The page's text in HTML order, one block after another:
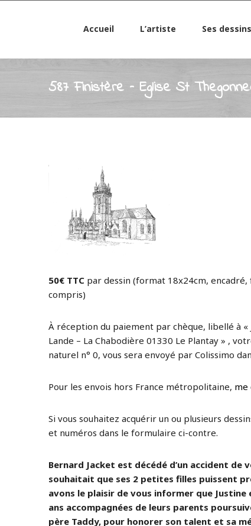
Accueil L’artiste Ses dessins
587 Finistère – Eglise St
50€ TTC par dessin (format 18x24cm,
compris)
À réception du paiement par chèque, libellé à «
Lande – La Chabodière 01330 Le Plantay » ,
naturel n° 0, vous sera envoyé par Colissimo
Pour les envois hors France métropolitaine, me
Si vous souhaitez acquérir un ou plusieurs
et numéros dans le formulaire ci-contre.
Bernard Jacket est décédé d’un accident de
souhaitait que ses 2 petites filles puissent
avons le plaisir de vous informer que
ans accompagnées de leurs parents
père Taddy, pour honorer son talent et sa